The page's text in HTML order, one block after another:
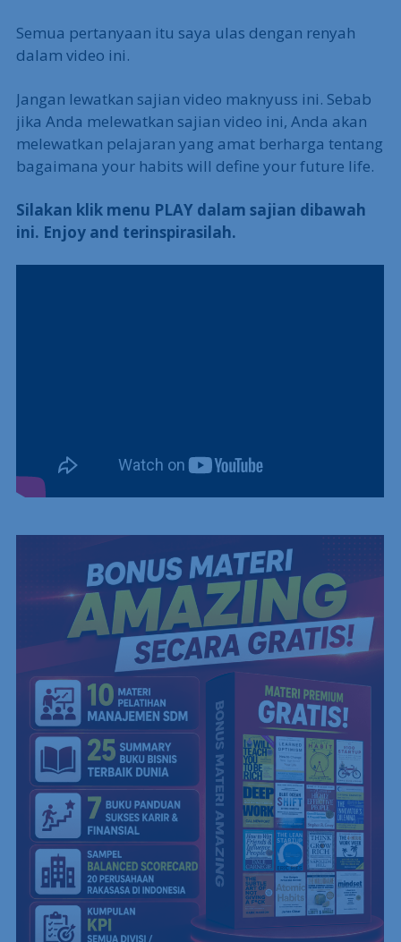
Semua pertanyaan itu saya ulas dengan renyah
dalam video ini.
Jangan lewatkan sajian video maknyuss ini. Sebab
jika Anda melewatkan sajian video ini, Anda akan
melewatkan pelajaran yang amat berharga tentang
bagaimana your habits will define your future life.
Silakan klik menu PLAY dalam sajian dibawah
ini. Enjoy and terinspirasilah.